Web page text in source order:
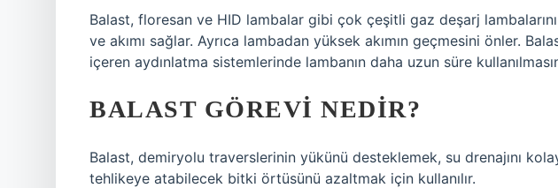
Balast, floresan ve HID lambalar gibi çok çeşitli gaz deşarj
ve akımı sağlar. Ayrıca lambadan yüksek akımın geçmesini önler.
içeren aydınlatma sistemlerinde lambanın daha uzun süre
BALAST GÖREVI NEDIR?
Balast, demiryolu traverslerinin yükünü desteklemek, su drenajını
tehlikeye atabilecek bitki örtüsünü azaltmak için kullanılır.